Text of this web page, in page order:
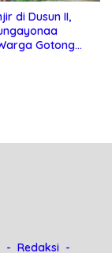
di Dusun II,
Gotong
Redaksi